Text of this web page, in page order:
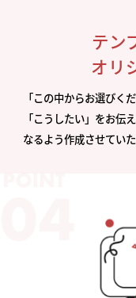
テン
オリ
「この中からお選びく
「こうしたい」をお伝
なるよう作成させていた